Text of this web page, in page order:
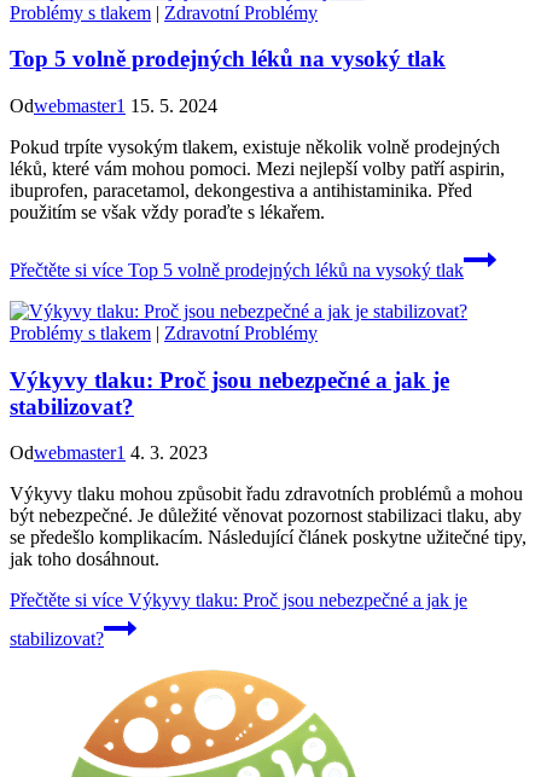
Problémy s tlakem | Zdravotní Problémy
Top 5 volně prodejných léků na vysoký tlak
Odwebmaster1 15. 5. 2024
Pokud trpíte vysokým tlakem, existuje několik volně prodejných
léků, které vám mohou pomoci. Mezi nejlepší volby patří aspirin,
ibuprofen, paracetamol, dekongestiva a antihistaminika. Před
použitím se však vždy poraďte s lékařem.
Přečtěte si více Top 5 volně prodejných léků na vysoký tlak
Problémy s tlakem | Zdravotní Problémy
Výkyvy tlaku: Proč jsou nebezpečné a jak je
stabilizovat?
Odwebmaster1 4. 3. 2023
Výkyvy tlaku mohou způsobit řadu zdravotních problémů a mohou
být nebezpečné. Je důležité věnovat pozornost stabilizaci tlaku, aby
se předešlo komplikacím. Následující článek poskytne užitečné tipy,
jak toho dosáhnout.
Přečtěte si více Výkyvy tlaku: Proč jsou nebezpečné a jak je
stabilizovat?